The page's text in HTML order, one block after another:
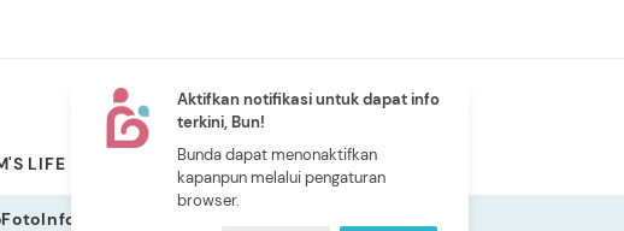
Aktifkan notifikasi untuk dapat info
terkini, Bun!
Bunda dapat menonaktifkan
kapanpun melalui pengaturan
browser.
LIFE PILIHAN BUNDA
NEW
CERITA BUNDA
FotoInfografis